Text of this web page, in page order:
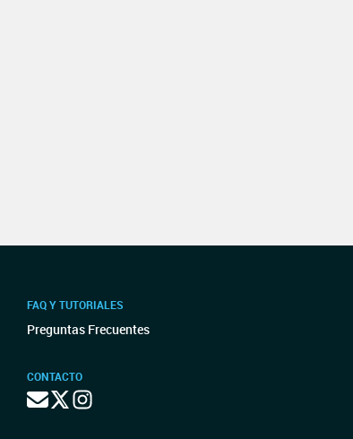
FAQ Y TUTORIALES
Preguntas Frecuentes
CONTACTO